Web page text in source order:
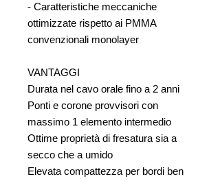
- Caratteristiche meccaniche
ottimizzate rispetto ai PMMA
convenzionali monolayer
VANTAGGI
Durata nel cavo orale fino a 2 anni
Ponti e corone provvisori con
massimo 1 elemento intermedio
Ottime proprietà di fresatura sia a
secco che a umido
Elevata compattezza per bordi ben